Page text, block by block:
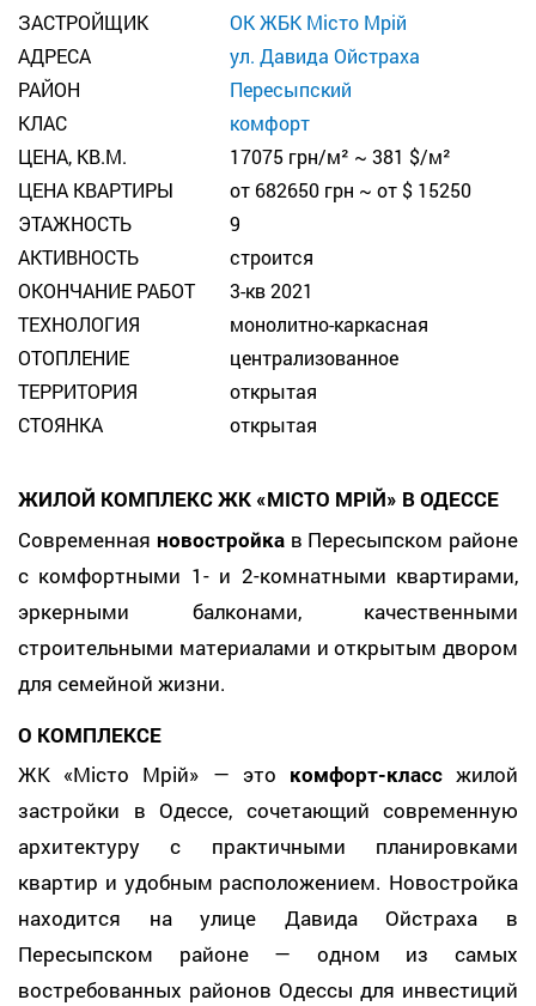
ЗАСТРОЙЩИК
ОК ЖБК Місто Мрій
АДРЕСА
ул. Давида Ойстраха
РАЙОН
Пересыпский
КЛАС
комфорт
ЦЕНА, КВ.М.
17075 грн/м² ~ 381 $/м²
ЦЕНА КВАРТИРЫ
от 682650 грн ~ от $ 15250
ЭТАЖНОСТЬ
9
АКТИВНОСТЬ
строится
ОКОНЧАНИЕ РАБОТ
3-кв 2021
ТЕХНОЛОГИЯ
монолитно-каркасная
ОТОПЛЕНИЕ
централизованное
ТЕРРИТОРИЯ
открытая
СТОЯНКА
открытая
ЖИЛОЙ КОМПЛЕКСЖК «МІСТО МРІЙ» В ОДЕССЕ
Современная новостройкав Пересыпском районе
с комфортными 1- и 2-комнатными квартирами,
эркерными балконами, качественными
строительными материалами и открытым двором
для семейной жизни.
О КОМПЛЕКСЕ
ЖК «Місто Мрій» — это комфорт-классжилой
застройки в Одессе, сочетающий современную
архитектуру с практичными планировками
квартир и удобным расположением. Новостройка
находится на улице Давида Ойстраха в
Пересыпском районе — одном из самых
востребованных районов Одессы для инвестиций